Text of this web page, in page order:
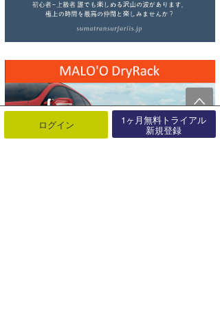
ログイン 1ヶ月無料トライアル
新規登録